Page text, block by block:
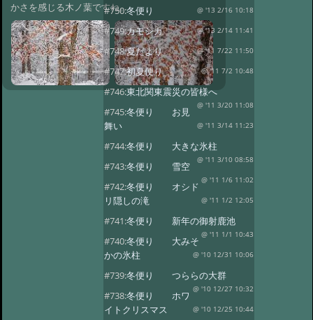
かさを感じる木ノ葉ですね。
#750:冬便り @ '13 2/16 10:18
#749:カモシカ @ '13 2/14 11:41
#748:夏だより @ '11 7/22 11:50
#747:初夏便り @ '11 7/2 10:48
#746:東北関東震災の皆様へ
@ '11 3/20 11:08
#745:冬便り お見
舞い
@ '11 3/14 11:23
#744:冬便り 大きな氷柱
@ '11 3/10 08:58
#743:冬便り 雪空
@ '11 1/6 11:02
#742:冬便り オシド
リ隠しの滝
@ '11 1/2 12:05
#741:冬便り 新年の御射鹿池
@ '11 1/1 10:43
#740:冬便り 大みそ
かの氷柱
@ '10 12/31 10:06
#739:冬便り つららの大群
@ '10 12/27 10:32
#738:冬便り ホワ
イトクリスマス
@ '10 12/25 10:44